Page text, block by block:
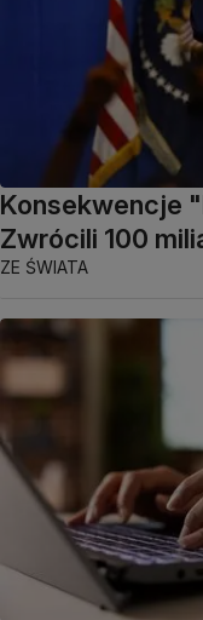
Konsekwencje
Zwrócili 100
ZE ŚWIATA